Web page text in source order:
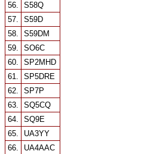
56.
S58Q
57.
S59D
58.
S59DM
59.
SO6C
60.
SP2MHD
61.
SP5DRE
62.
SP7P
63.
SQ5CQ
64.
SQ9E
65.
UA3YY
66.
UA4AAC